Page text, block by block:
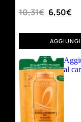
10,31€ 6,50€
al